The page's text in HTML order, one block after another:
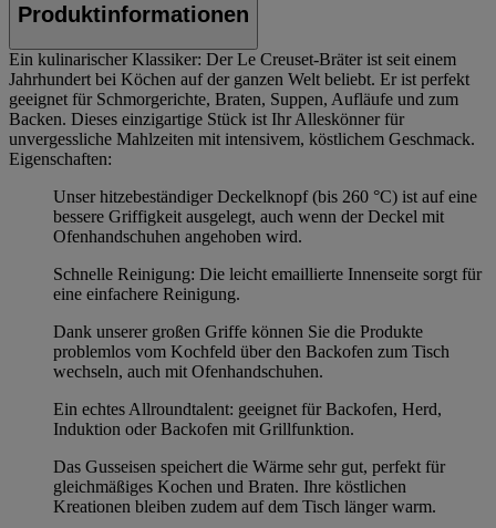
Produktinformationen
Ein kulinarischer Klassiker: Der Le Creuset-Bräter ist seit einem
Jahrhundert bei Köchen auf der ganzen Welt beliebt. Er ist perfekt
geeignet für Schmorgerichte, Braten, Suppen, Aufläufe und zum
Backen. Dieses einzigartige Stück ist Ihr Alleskönner für
unvergessliche Mahlzeiten mit intensivem, köstlichem Geschmack.
Eigenschaften:
Unser hitzebeständiger Deckelknopf (bis 260 °C) ist auf eine
bessere Griffigkeit ausgelegt, auch wenn der Deckel mit
Ofenhandschuhen angehoben wird.
Schnelle Reinigung: Die leicht emaillierte Innenseite sorgt für
eine einfachere Reinigung.
Dank unserer großen Griffe können Sie die Produkte
problemlos vom Kochfeld über den Backofen zum Tisch
wechseln, auch mit Ofenhandschuhen.
Ein echtes Allroundtalent: geeignet für Backofen, Herd,
Induktion oder Backofen mit Grillfunktion.
Das Gusseisen speichert die Wärme sehr gut, perfekt für
gleichmäßiges Kochen und Braten. Ihre köstlichen
Kreationen bleiben zudem auf dem Tisch länger warm.